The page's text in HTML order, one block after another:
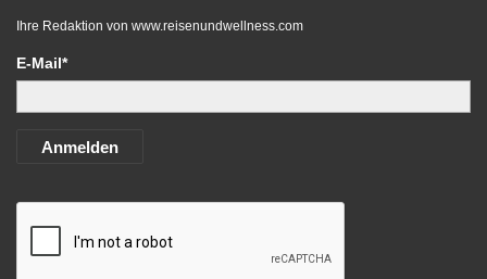
Ihre Redaktion von www.reisenundwellness.com
E-Mail*
Anmelden